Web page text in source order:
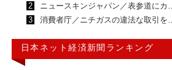
2
ニュースキンジャパン／表参道にカ…
3
消費者庁／ニチガスの違法な取引を…
日本ネット経済新聞ランキング